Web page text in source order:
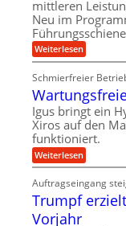
g
e
n
b
e
w
e
g
n
e
n
i
v
e
u
n
d
M
a
s
c
h
i
n
e
b
a
u
W
e
r
k
z
e
u
k
r
e
i
s
l
a
f
mittleren
Neu im
Weiterlesen:
K
g
e
l
s
c
h
i
e
n
e
Schmierfreier
Igus bringt ein
Xiros auf den
funktioniert.
Weiterlesen:
W
r
u
Auftragseingang
Trumpf
Vorjahr